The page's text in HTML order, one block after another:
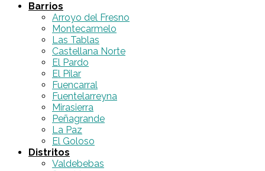
Barrios
Arroyo del Fresno
Montecarmelo
Las Tablas
Castellana Norte
El Pardo
El Pilar
Fuencarral
Fuentelarreyna
Mirasierra
Peñagrande
La Paz
El Goloso
Distritos
Valdebebas